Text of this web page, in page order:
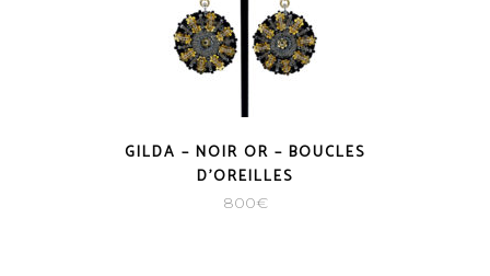
GILDA – NOIR OR – BOUCLES
D’OREILLES
800€